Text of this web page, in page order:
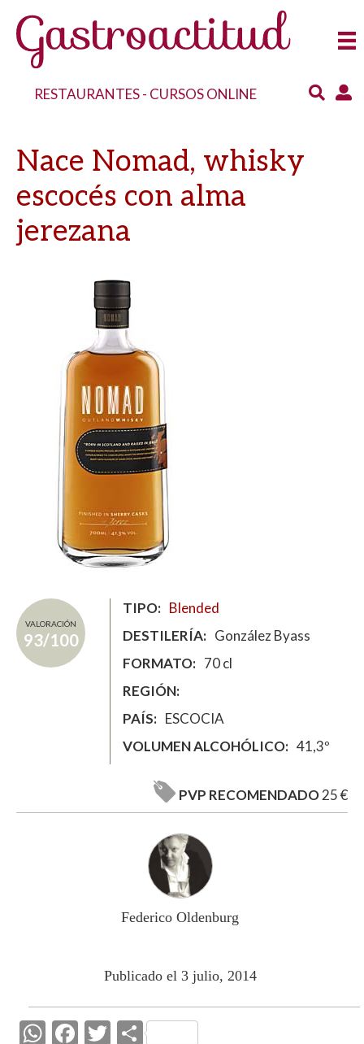
RESTAURANTES- CURSOS ONLINE
Nace Nomad, whisky
escocés con alma
jerezana
VALORACIÓN
93/100
TIPO
Blended
DESTILERÍA
González Byass
FORMATO
70 cl
REGIÓN
PAÍS
ESCOCIA
VOLUMEN ALCOHÓLICO
41,3º
PVP RECOMENDADO25 €
Federico Oldenburg
Publicado el 3 julio, 2014
W F
T C